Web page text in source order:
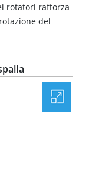
rotatori rafforza
del